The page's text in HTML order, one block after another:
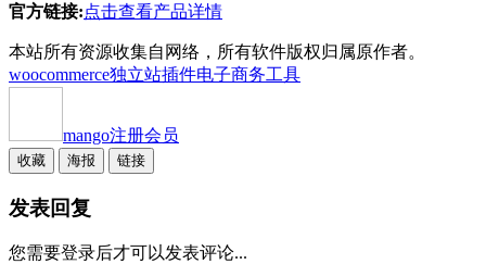
官方链接:点击查看产品详情
本站所有资源收集自网络，所有软件版权归属原作者。
woocommerce独立站插件电子商务工具
mango注册会员
收藏 海报 链接
发表回复
您需要登录后才可以发表评论...